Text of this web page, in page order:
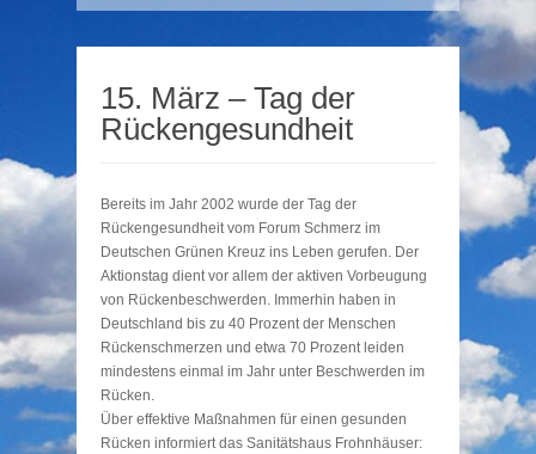
15. März – Tag der
Rückengesundheit
Bereits im Jahr 2002 wurde der Tag der
Rückengesundheit vom Forum Schmerz im
Deutschen Grünen Kreuz ins Leben gerufen. Der
Aktionstag dient vor allem der aktiven Vorbeugung
von Rückenbeschwerden. Immerhin haben in
Deutschland bis zu 40 Prozent der Menschen
Rückenschmerzen und etwa 70 Prozent leiden
mindestens einmal im Jahr unter Beschwerden im
Rücken.
Über effektive Maßnahmen für einen gesunden
Rücken informiert das Sanitätshaus Frohnhäuser: